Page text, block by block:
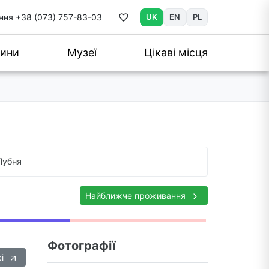
+38 (073) 757-83-03 UK EN PL
Музеї Цікаві місця
Найближче проживання
Фотографії